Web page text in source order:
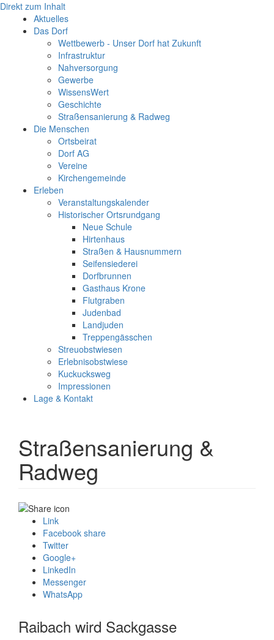
Direkt zum Inhalt
Aktuelles
Das Dorf
Wettbewerb - Unser Dorf hat Zukunft
Infrastruktur
Nahversorgung
Gewerbe
WissensWert
Geschichte
Straßensanierung & Radweg
Die Menschen
Ortsbeirat
Dorf AG
Vereine
Kirchengemeinde
Erleben
Veranstaltungskalender
Historischer Ortsrundgang
Neue Schule
Hirtenhaus
Straßen & Hausnummern
Seifensiederei
Dorfbrunnen
Gasthaus Krone
Flutgraben
Judenbad
Landjuden
Treppengässchen
Streuobstwiesen
Erlebnisobstwiese
Kuckucksweg
Impressionen
Lage & Kontakt
Straßensanierung &
Radweg
Link
Facebook share
Twitter
Google+
LinkedIn
Messenger
WhatsApp
Raibach wird Sackgasse